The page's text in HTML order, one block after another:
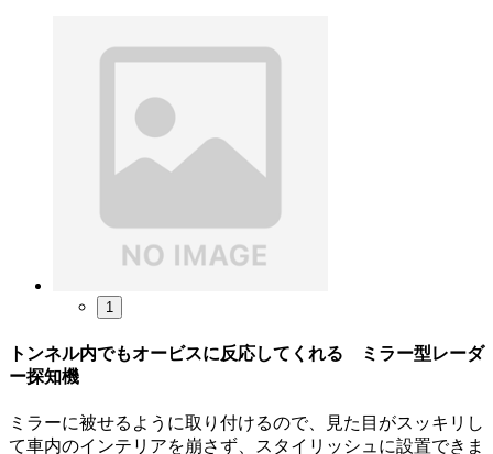
1
トンネル内でもオービスに反応してくれる ミラー型レーダ
ー探知機
ミラーに被せるように取り付けるので、見た目がスッキリし
て車内のインテリアを崩さず、スタイリッシュに設置できま